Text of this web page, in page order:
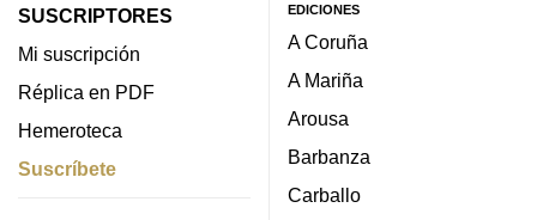
SUSCRIPTORES
Mi suscripción
Réplica en PDF
Hemeroteca
Suscríbete
EDICIONES
A Coruña
A Mariña
Arousa
Barbanza
Carballo